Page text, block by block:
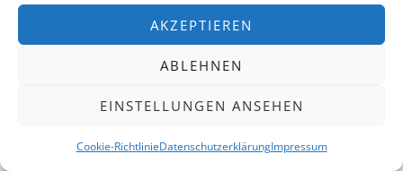
AKZEPTIEREN
ABLEHNEN
EINSTELLUNGEN ANSEHEN
Cookie-RichtlinieDatenschutzerklärungImpressum